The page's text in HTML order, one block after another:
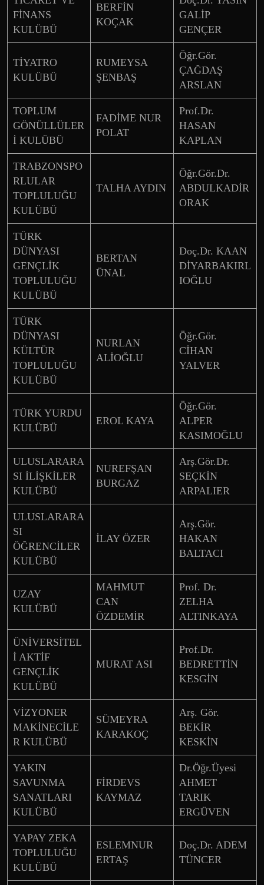
FİNANS
KULÜBÜ
BERFİN
KOÇAK
GALİP
GENÇER
TİYATRO
KULÜBÜ
RUMEYSA
ŞENBAŞ
Öğr.Gör.
ÇAĞDAŞ
ARSLAN
TOPLUM
GÖNÜLLÜLER
İ KULÜBÜ
FADİME NUR
POLAT
Prof.Dr.
HASAN
KAPLAN
TRABZONSPO
RLULAR
TOPLULUĞU
KULÜBÜ
TALHA AYDIN
Öğr.Gör.Dr.
ABDULKADİR
ORAK
TÜRK
DÜNYASI
GENÇLİK
TOPLULUĞU
KULÜBÜ
BERTAN
ÜNAL
Doç.Dr. KAAN
DİYARBAKIRL
IOĞLU
TÜRK
DÜNYASI
KÜLTÜR
TOPLULUĞU
KULÜBÜ
NURLAN
ALİOĞLU
Öğr.Gör.
CİHAN
YALVER
TÜRK YURDU
KULÜBÜ
EROL KAYA
Öğr.Gör.
ALPER
KASIMOĞLU
ULUSLARARA
SI İLİŞKİLER
KULÜBÜ
NUREFŞAN
BURGAZ
Arş.Gör.Dr.
SEÇKİN
ARPALIER
ULUSLARARA
SI
ÖĞRENCİLER
KULÜBÜ
İLAY ÖZER
Arş.Gör.
HAKAN
BALTACI
UZAY
KULÜBÜ
MAHMUT
CAN
ÖZDEMİR
Prof. Dr.
ZELHA
ALTINKAYA
ÜNİVERSİTEL
İ AKTİF
GENÇLİK
KULÜBÜ
MURAT ASI
Prof.Dr.
BEDRETTİN
KESGİN
VİZYONER
MAKİNECİLE
R KULÜBÜ
SÜMEYRA
KARAKOÇ
Arş. Gör.
BEKİR
KESKİN
YAKIN
SAVUNMA
SANATLARI
KULÜBÜ
FİRDEVS
KAYMAZ
Dr.Öğr.Üyesi
AHMET
TARIK
ERGÜVEN
YAPAY ZEKA
TOPLULUĞU
KULÜBÜ
ESLEMNUR
ERTAŞ
Doç.Dr. ADEM
TÜNCER